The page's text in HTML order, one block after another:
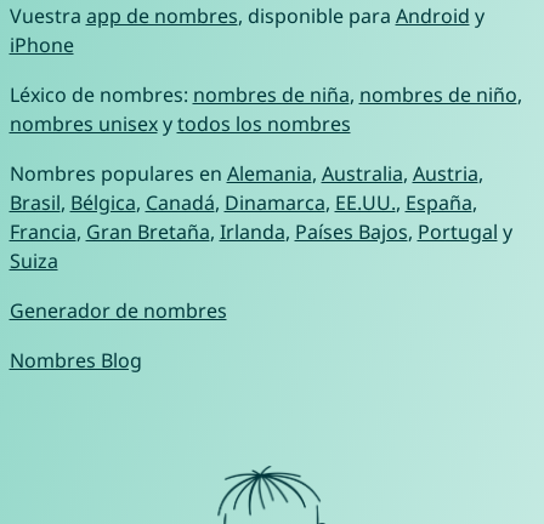
Vuestra app de nombres, disponible para Android y
iPhone
Léxico de nombres: nombres de niña, nombres de niño,
nombres unisexytodos los nombres
Nombres populares en Alemania, Australia, Austria,
Brasil, Bélgica, Canadá, Dinamarca, EE.UU., España,
Francia, Gran Bretaña, Irlanda, Países Bajos, Portugal y
Suiza
Generador de nombres
Nombres Blog